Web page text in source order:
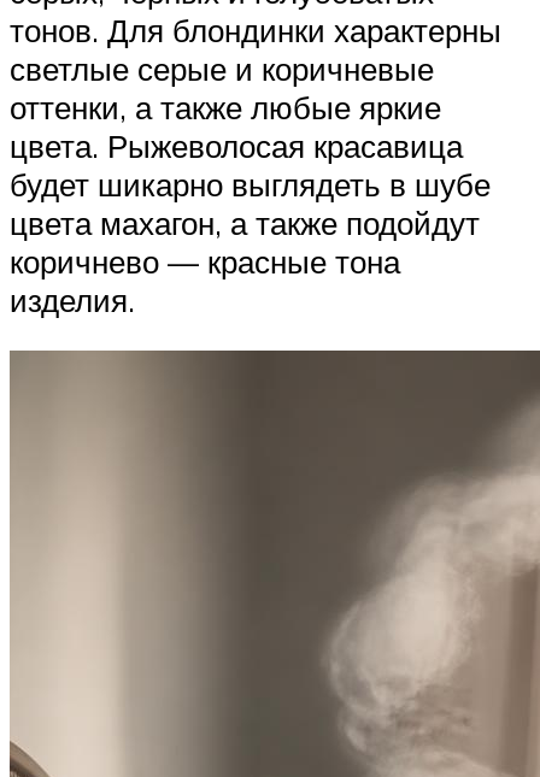
тонов. Для блондинки характерны
светлые серые и коричневые
оттенки, а также любые яркие
цвета. Рыжеволосая красавица
будет шикарно выглядеть в шубе
цвета махагон, а также подойдут
коричнево — красные тона
изделия.